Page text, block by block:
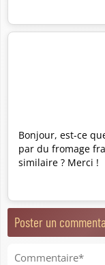
Bonjour, est-ce
par du fromage
similaire ? Merci !
Poster un